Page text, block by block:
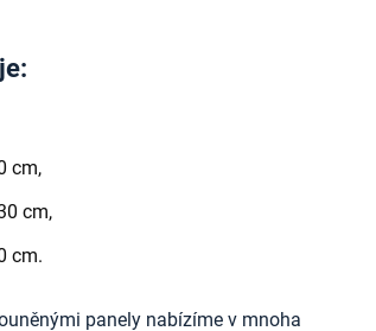
cm,
cm,
cm.
panely nabízíme v mnoha